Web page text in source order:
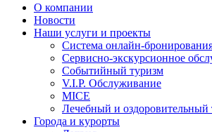
О компании
Новости
Наши услуги и проекты
Система онлайн-
Сервисно-экскурсионное
Событийный туризм
V.I.P. Обслуживание
MICE
Лечебный и оздоровительный
Города и курорты